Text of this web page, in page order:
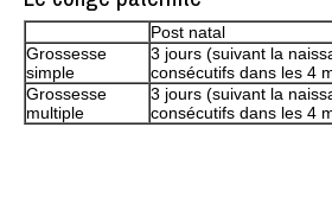
Post natal
Grossesse
simple
3 jours (suivant la
consécutifs dans les 4
Grossesse
multiple
3 jours (suivant la
consécutifs dans les 4